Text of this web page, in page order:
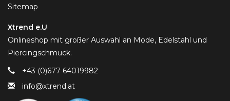
Sitemap
Xtrend e.U
Onlineshop mit großer Auswahl an Mode, Edelstahl und
Piercingschmuck.
+43 (0)677 64019982
info@xtrend.at